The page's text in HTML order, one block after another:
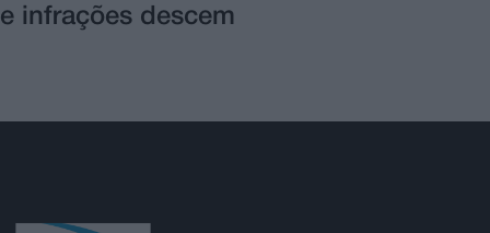
e infrações descem